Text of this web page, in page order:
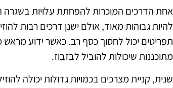
אחת הדרכים המוכרות להפחתת עלויות בשגרה
להיות גבוהות מאוד, אולם ישנן דרכים רבות
תפריטים יכול לחסוך כסף רב. כאשר ידוע מראש
מתוכננות שיכולות להוביל לבזבוז.
שנית, קניית מצרכים בכמויות גדולות יכולה